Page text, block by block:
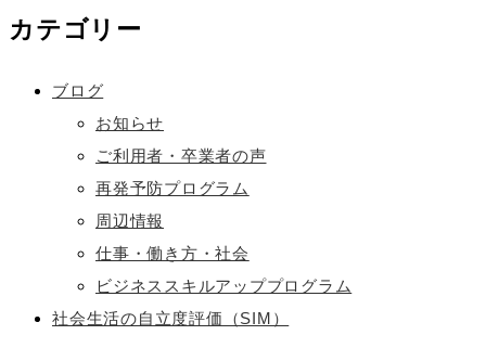
カテゴリー
ブログ
お知らせ
ご利用者・卒業者の声
再発予防プログラム
周辺情報
仕事・働き方・社会
ビジネススキルアッププログラム
社会生活の自立度評価（SIM）